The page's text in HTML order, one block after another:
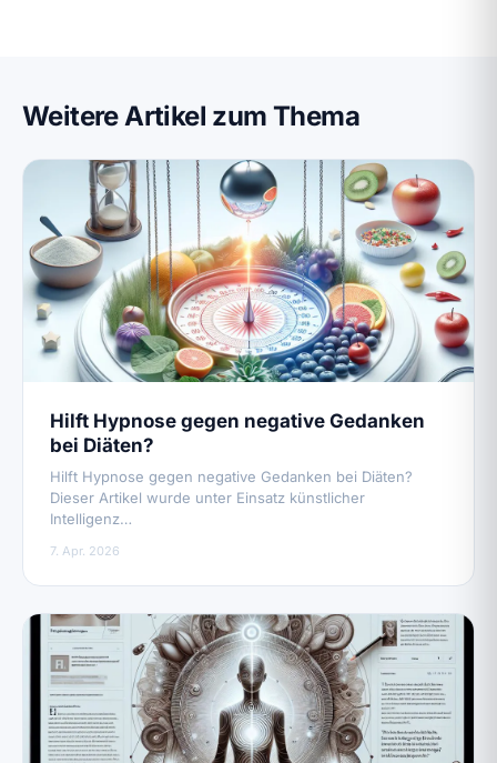
Weitere Artikel zum Thema
Hilft Hypnose gegen negative Gedanken
bei Diäten?
Hilft Hypnose gegen negative Gedanken bei Diäten?
Dieser Artikel wurde unter Einsatz künstlicher
Intelligenz…
7. Apr. 2026